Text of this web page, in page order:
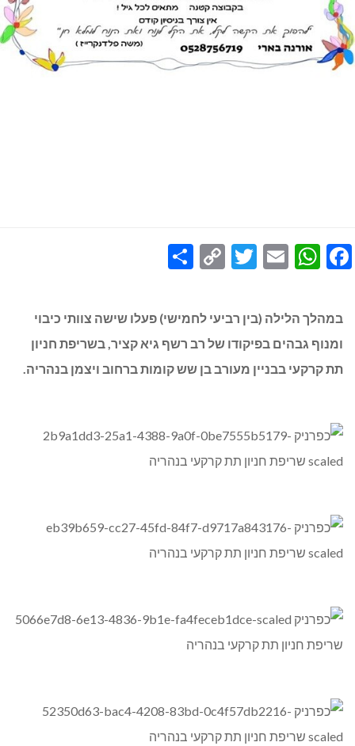
Facebook
WhatsApp
Email
Twitter
Copy
במהלך הלילה (בין רביעי לחמישי) פעלו שישה צוותי כיבוי
ומנוף גבהים בפיקודו של רב רשף גיא קציר, בשריפת חניון
תת קרקעי בבניין מעורב בן שש קומות ברחוב ויצמן בנהריה.